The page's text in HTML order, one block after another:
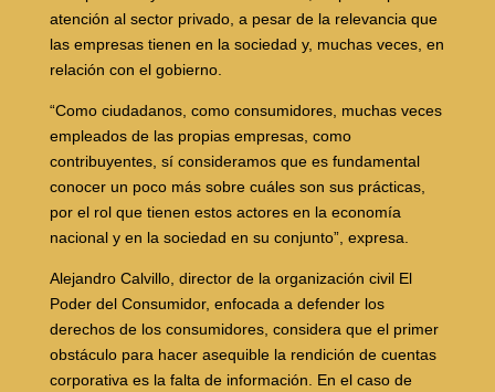
atención al sector privado, a pesar de la relevancia que
las empresas tienen en la sociedad y, muchas veces, en
relación con el gobierno.
“Como ciudadanos, como consumidores, muchas veces
empleados de las propias empresas, como
contribuyentes, sí consideramos que es fundamental
conocer un poco más sobre cuáles son sus prácticas,
por el rol que tienen estos actores en la economía
nacional y en la sociedad en su conjunto”, expresa.
Alejandro Calvillo, director de la organización civil El
Poder del Consumidor, enfocada a defender los
derechos de los consumidores, considera que el primer
obstáculo para hacer asequible la rendición de cuentas
corporativa es la falta de información. En el caso de